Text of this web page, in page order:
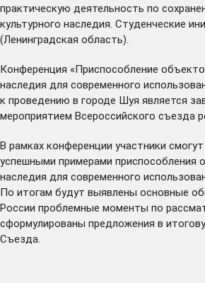
практическую деятельность по
культурного наследия. Студенческие
(Ленинградская область).
Конференция «Приспособление
наследия для современного
к проведению в городе Шуя является
мероприятием Всероссийского съезда
В рамках конференции участники
успешными примерами приспособления
наследия для современного
По итогам будут выявлены основные
России проблемные моменты по
сформулированы предложения в
Съезда.